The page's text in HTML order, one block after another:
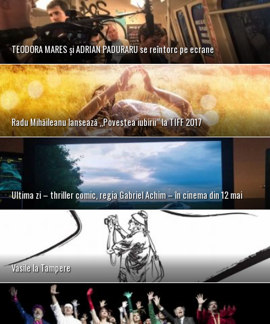
TEODORA MARES și ADRIAN PADURARU se reîntorc pe ecrane
Radu Mihăileanu lansează ,,Povestea iubirii’’ la TIFF 2017
Ultima zi – thriller comic, regia Gabriel Achim – în cinema din 12 mai
Vasile la Tampere